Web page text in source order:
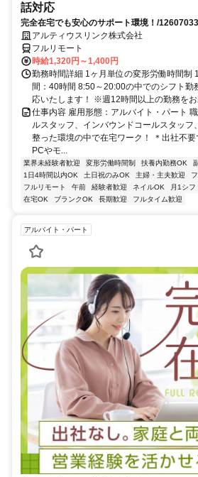
話対応
完全在宅でも安心のサポート環境！/
アルティウスリンク株式会社
フルリモート
時給1,320円～1,400円
勤務時間詳細 1ヶ月単位の変形労働時間制
間：40時間 8:50～20:00の中でのシフト勤
応いたします！ ※週12時間以上の勤務をお
仕事内容 雇用形態：アルバイト・パート
ルスタッフ、インバウンドコールスタッフ
整った環境の中で在宅ワーク！ ＊出社不
PCやモ...
業界未経験者歓迎 変形労働時間制 扶養内勤務OK
1日4時間以内OK
土日祝のみOK 主婦・主夫歓迎
フルリモート
午前 経験者歓迎 ネイルOK 月1シフ
在宅OK
ブランクOK 長期歓迎 フルタイム歓迎
アルバイト・パート